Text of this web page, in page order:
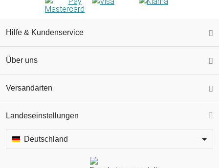
Hilfe & Kundenservice
Über uns
Versandarten
Landeseinstellungen
Deutschland